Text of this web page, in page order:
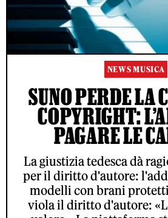
NEWS MUSICA
SUNO PERDE LA
COPYRIGHT:
PAGARE LE
La giustizia tedesca dà
per il diritto d'autore:
modelli con brani
viola il diritto d'autore: